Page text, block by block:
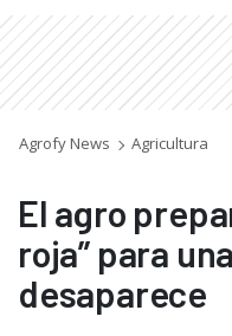
Agrofy News Agricultura
El agro
roja” para
desaparece